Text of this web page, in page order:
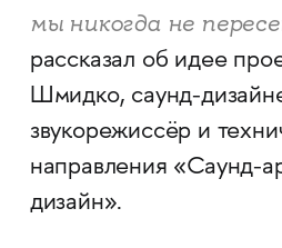
мы никогда не
рассказал об идее
Шмидко, саунд-
звукорежиссёр и
направления «Саунд-
дизайн».